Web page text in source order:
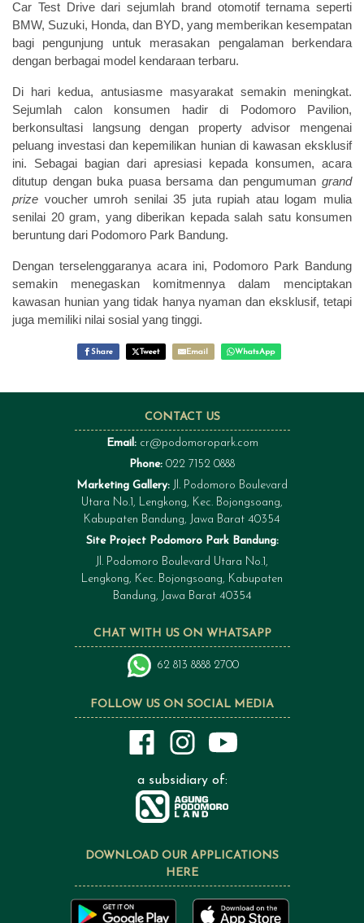
Car Test Drive dari sejumlah brand otomotif ternama seperti
BMW, Suzuki, Honda, dan BYD, yang memberikan kesempatan
bagi pengunjung untuk merasakan pengalaman berkendara
dengan berbagai model kendaraan terbaru.
Di hari kedua, antusiasme masyarakat semakin meningkat.
Sejumlah calon konsumen hadir di Podomoro Pavilion,
berkonsultasi langsung dengan property advisor mengenai
peluang investasi dan kepemilikan hunian di kawasan eksklusif
ini. Sebagai bagian dari apresiasi kepada konsumen, acara
ditutup dengan buka puasa bersama dan pengumuman grand
prize voucher umroh senilai 35 juta rupiah atau logam mulia
senilai 20 gram, yang diberikan kepada salah satu konsumen
beruntung dari Podomoro Park Bandung.
Dengan terselenggaranya acara ini, Podomoro Park Bandung
semakin menegaskan komitmennya dalam menciptakan
kawasan hunian yang tidak hanya nyaman dan eksklusif, tetapi
juga memiliki nilai sosial yang tinggi.
Share Tweet Email WhatsApp
FOLLOW US ON SOCIAL MEDIA
a subsidiary of:
CHAT WITH US ON WHATSAPP
62 813 8888 2700
DOWNLOAD OUR APPLICATIONS
HERE
CONTACT US
Email: cr@podomoropark.com
Phone: 022 7152 0888
Marketing Gallery: Jl. Podomoro Boulevard
Utara No.1, Lengkong, Kec. Bojongsoang,
Kabupaten Bandung, Jawa Barat 40354
Site Project Podomoro Park Bandung:
Jl. Podomoro Boulevard Utara No.1,
Lengkong, Kec. Bojongsoang, Kabupaten
Bandung, Jawa Barat 40354